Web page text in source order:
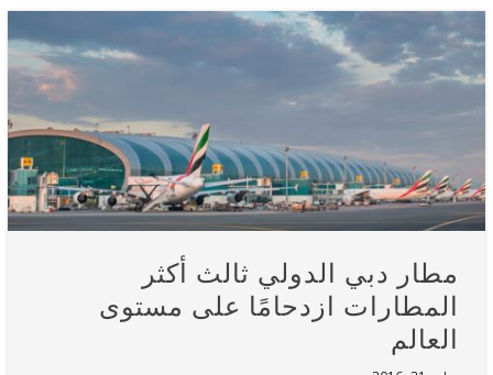
مطار دبي الدولي ثالث أكثر
المطارات ازدحامًا على مستوى
العالم